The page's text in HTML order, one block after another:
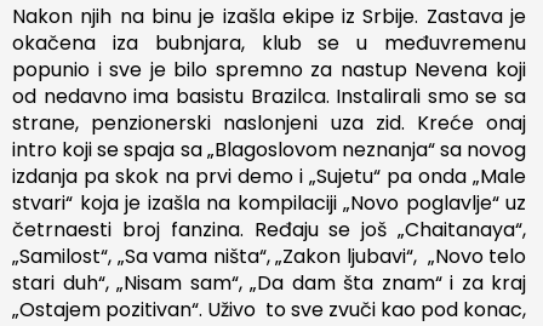
Nakon njih na binu je izašla ekipe iz Srbije. Zastava je
okačena iza bubnjara, klub se u međuvremenu
popunio i sve je bilo spremno za nastup Nevena koji
od nedavno ima basistu Brazilca. Instalirali smo se sa
strane, penzionerski naslonjeni uza zid. Kreće onaj
intro koji se spaja sa „Blagoslovom neznanja“ sa novog
izdanja pa skok na prvi demo i „Sujetu“ pa onda „Male
stvari“ koja je izašla na kompilaciji „Novo poglavlje“ uz
četrnaesti broj fanzina. Ređaju se još „Chaitanaya“,
„Samilost“, „Sa vama ništa“, „Zakon ljubavi“, „Novo telo
stari duh“, „Nisam sam“, „Da dam šta znam“ i za kraj
„Ostajem pozitivan“. Uživo to sve zvuči kao pod konac,